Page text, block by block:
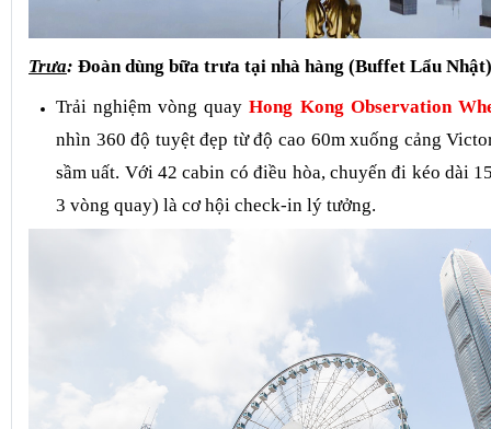
Trưa: Đoàn dùng bữa trưa tại nhà hàng (Buffet Lẩu Nhật)
Trải nghiệm vòng quay Hong Kong Observation
nhìn 360 độ tuyệt đẹp từ độ cao 60m xuống cảng
sầm uất. Với 42 cabin có điều hòa, chuyến đi kéo dài